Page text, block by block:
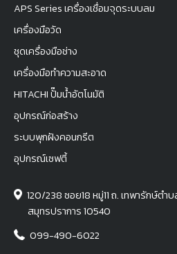
APS Series เครื่องเชื่อมจุดระบบลม
เครื่องมือวัด
ชุดเครื่องมือช่าง
เครื่องมือทำความสะอาด
HITACHI ปั๊มน้ำอัตโนมัติ
อุปกรณ์ก่อสร้าง
ระบบพุกฝังคอนกรีต
อุปกรณ์เซฟตี้
120/238 ซอย18 หมู่11 ถ. เทพารักษ์ตำ
สมุทรปราการ 10540
099-490-6022